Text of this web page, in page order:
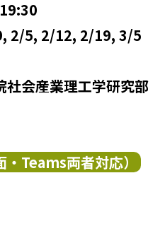
2/5, 2/12, 2/19, 3/5
社会産業理工学研究部